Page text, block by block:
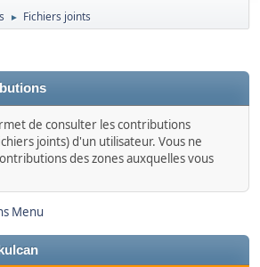
► Fichiers joints
de consulter les contributions
joints) d'un utilisateur. Vous ne
des zones auxquelles vous
Menu